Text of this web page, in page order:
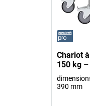
Chariot
150 kg
390 mm